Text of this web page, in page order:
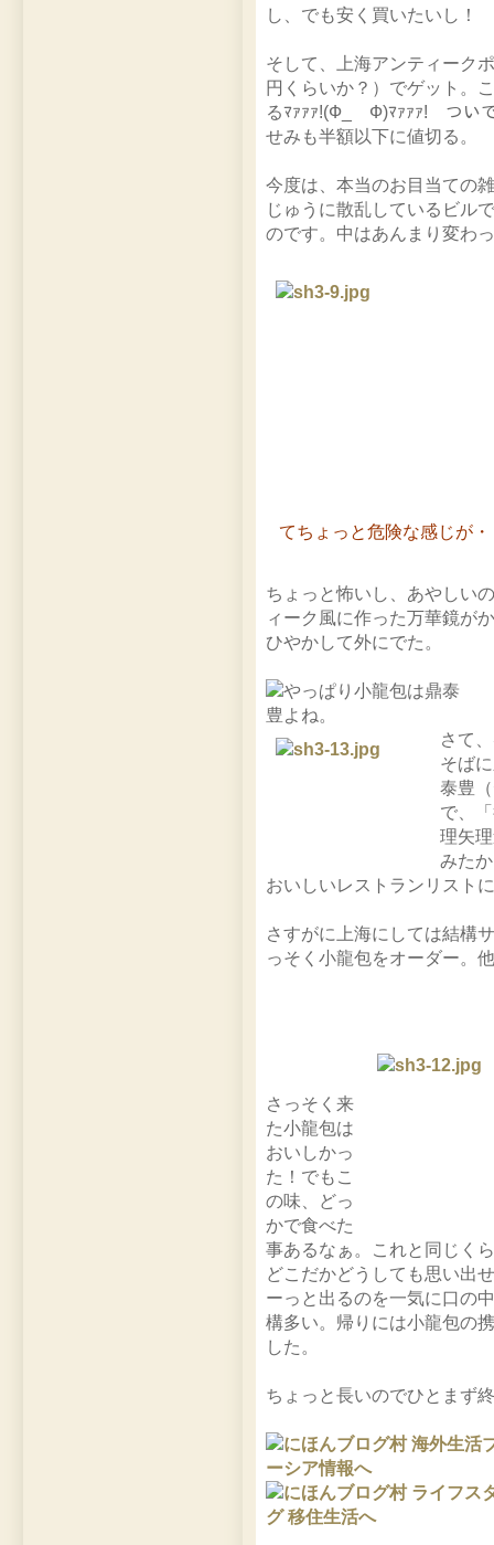
し、でも安く買いたいし！
そして、上海アンティーク
円くらいか？）でゲット。
るﾏｧｧｧ!(Ф_ゝФ)ﾏｧｧｧ! つい
せみも半額以下に値切る。
今度は、本当のお目当ての
じゅうに散乱しているビル
のです。中はあんまり変わ
てちょっと危険な感じが
ちょっと怖いし、あやしい
ィーク風に作った万華鏡が
ひやかして外にでた。
さて
そば
泰豊
で、
理矢
みた
おいしいレストランリスト
さすがに上海にしては結構
っそく小龍包をオーダー。
さっそく来
た小龍包は
おいしかっ
た！でもこ
の味、どっ
かで食べた
事あるなぁ。これと同じく
どこだかどうしても思い出
ーっと出るのを一気に口の
構多い。帰りには小龍包の
した。
ちょっと長いのでひとまず